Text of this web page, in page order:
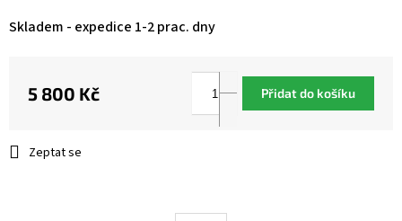
Zeptat se
Skladem - expedice 1-2 prac. dny
5 800 Kč Přidat do košíku